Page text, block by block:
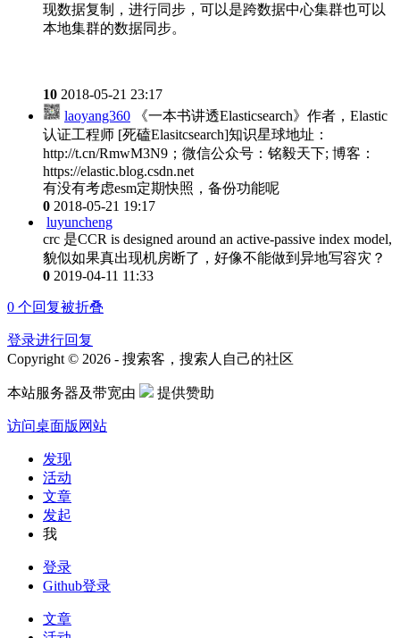
现数据复制，进行同步，可以是跨数据中心集群也可以
本地集群的数据同步。
10 2018-05-21 23:17
laoyang360
《一本书讲透Elasticsearch》作者，Elastic
认证工程师 [死磕Elasitcsearch]知识星球地址：
http://t.cn/RmwM3N9；微信公众号：铭毅天下; 博客：
https://elastic.blog.csdn.net
有没有考虑esm定期快照，备份功能呢
0 2018-05-21 19:17
luyuncheng
crc 是CCR is designed around an active-passive index model,
貌似如果真出现机房断了，好像不能做到异地写容灾？
0 2019-04-11 11:33
0 个回复被折叠
登录进行回复
Copyright © 2026 - 搜索客，搜索人自己的社区
本站服务器及带宽由 提供赞助
访问桌面版网站
发现
活动
文章
发起
我
登录
Github登录
文章